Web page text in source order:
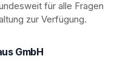
für alle Fragen
zur Verfügung.
GmbH